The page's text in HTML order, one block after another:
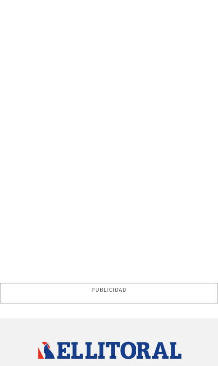
PUBLICIDAD